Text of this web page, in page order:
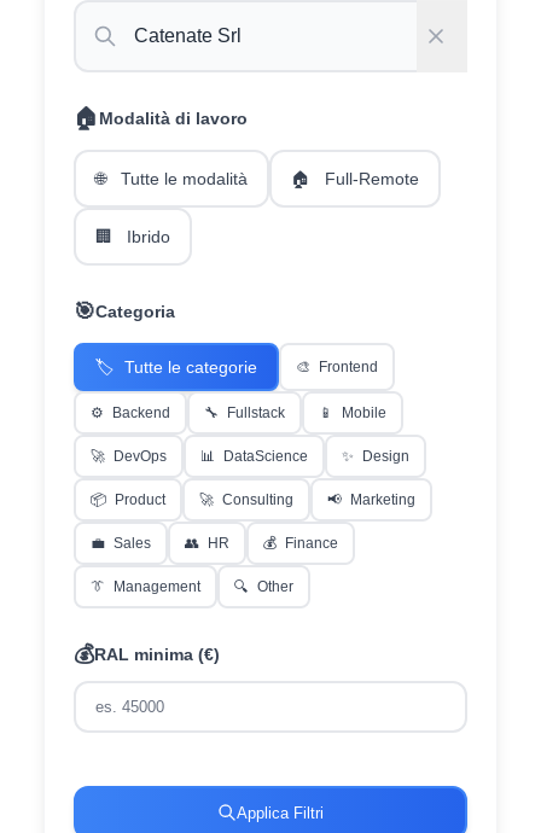
🏠 Modalità di lavoro
🌐 Tutte le modalità 🏠 Full-Remote
🏢 Ibrido
🎯Categoria
🏷️ Tutte le categorie 🎨 Frontend
⚙️ Backend 🔧 Fullstack 📱 Mobile
🚀 DevOps 📊 DataScience ✨ Design
📦 Product 🚀 Consulting 📢 Marketing
💼 Sales 👥 HR 💰 Finance
👔 Management 🔍 Other
💰RAL minima (€)
Applica Filtri